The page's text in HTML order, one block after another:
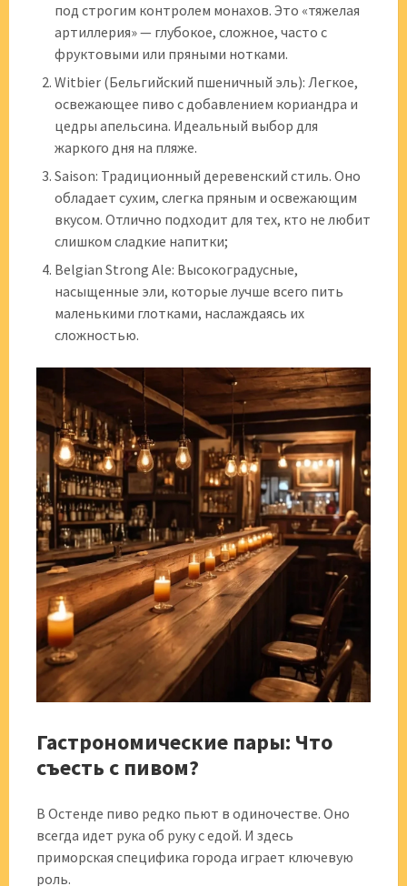
под строгим контролем монахов. Это «тяжелая
артиллерия» — глубокое, сложное, часто с
фруктовыми или пряными нотками.
Witbier (Бельгийский пшеничный эль): Легкое,
освежающее пиво с добавлением кориандра и
цедры апельсина. Идеальный выбор для
жаркого дня на пляже.
Saison: Традиционный деревенский стиль. Оно
обладает сухим, слегка пряным и освежающим
вкусом. Отлично подходит для тех, кто не любит
слишком сладкие напитки;
Belgian Strong Ale: Высокоградусные,
насыщенные эли, которые лучше всего пить
маленькими глотками, наслаждаясь их
сложностью.
Гастрономические пары: Что
съесть с пивом?
В Остенде пиво редко пьют в одиночестве. Оно
всегда идет рука об руку с едой. И здесь
приморская специфика города играет ключевую
роль.